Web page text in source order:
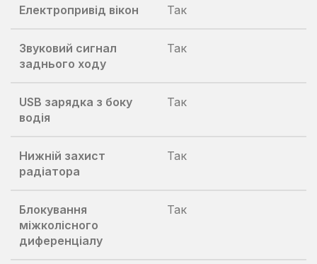
Електропривід вікон Так
Звуковий сигнал
заднього ходу
Так
USB зарядка з боку
водія
Так
Нижній захист
радіатора
Так
Блокування
міжколісного
диференціалу
Так